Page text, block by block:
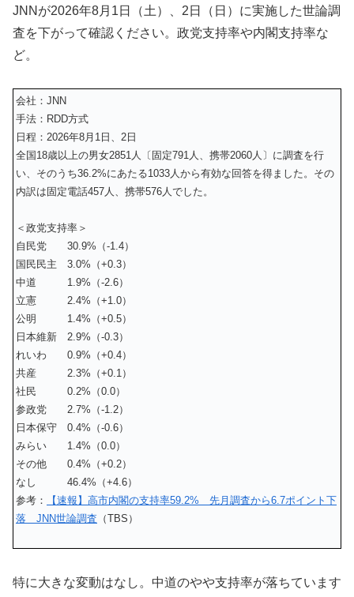
JNNが2026年8月1日（土）、2日（日） に実施した世論調
査を下がって確認ください。政党支持率や内閣支持率な
ど。
会社：JNN
手法：RDD方式
日程：2026年8月1日、2日
全国18歳以上の男女2851人〔固定791人、携帯2060人〕に調査を行
い、そのうち36.2%にあたる1033人から有効な回答を得ました。その
内訳は固定電話457人、携帯576人でした。
＜政党支持率＞
自民党 30.9%（-1.4）
国民民主 3.0%（+0.3）
中道 1.9%（-2.6）
立憲 2.4%（+1.0）
公明 1.4%（+0.5）
日本維新 2.9%（-0.3）
れいわ 0.9%（+0.4）
共産 2.3%（+0.1）
社民 0.2%（0.0）
参政党 2.7%（-1.2）
日本保守 0.4%（-0.6）
みらい 1.4%（0.0）
その他 0.4%（+0.2）
なし 46.4%（+4.6）
参考：
【速報】高市内閣の支持率59.2% 先月調査から6.7ポイント下
落 JNN世論調査 （TBS）
特に大きな変動はなし。中道のやや支持率が落ちています